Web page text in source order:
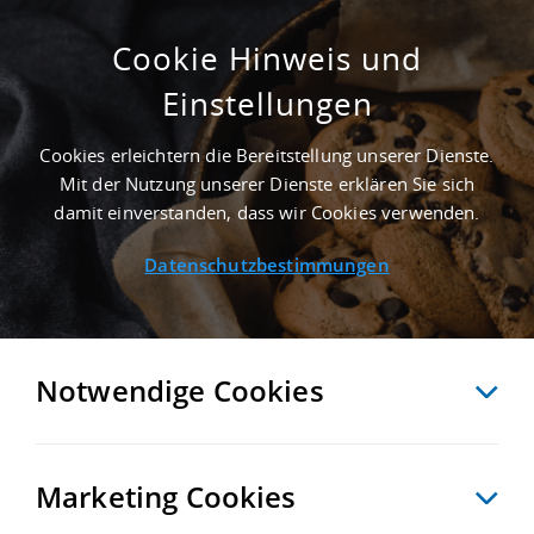
GEPFLEGT - 1.000 M² LOGISTIKHALLE IN
HEINSDORFERGRUND AN DER AUTOBAHN
A 72 - LANDKREIS VOGTLANDKREIS
Startseite/ Immobiliensuche/ Detailansicht
ZURÜCK MERKEN VERGLEICHEN EXPORT PDF
Cookie Hinweis und
Einstellungen
Cookies erleichtern die Bereitstellung unserer Dienste.
Mit der Nutzung unserer Dienste erklären Sie sich
damit einverstanden, dass wir Cookies verwenden.
Datenschutzbestimmungen
Notwendige Cookies
Marketing Cookies